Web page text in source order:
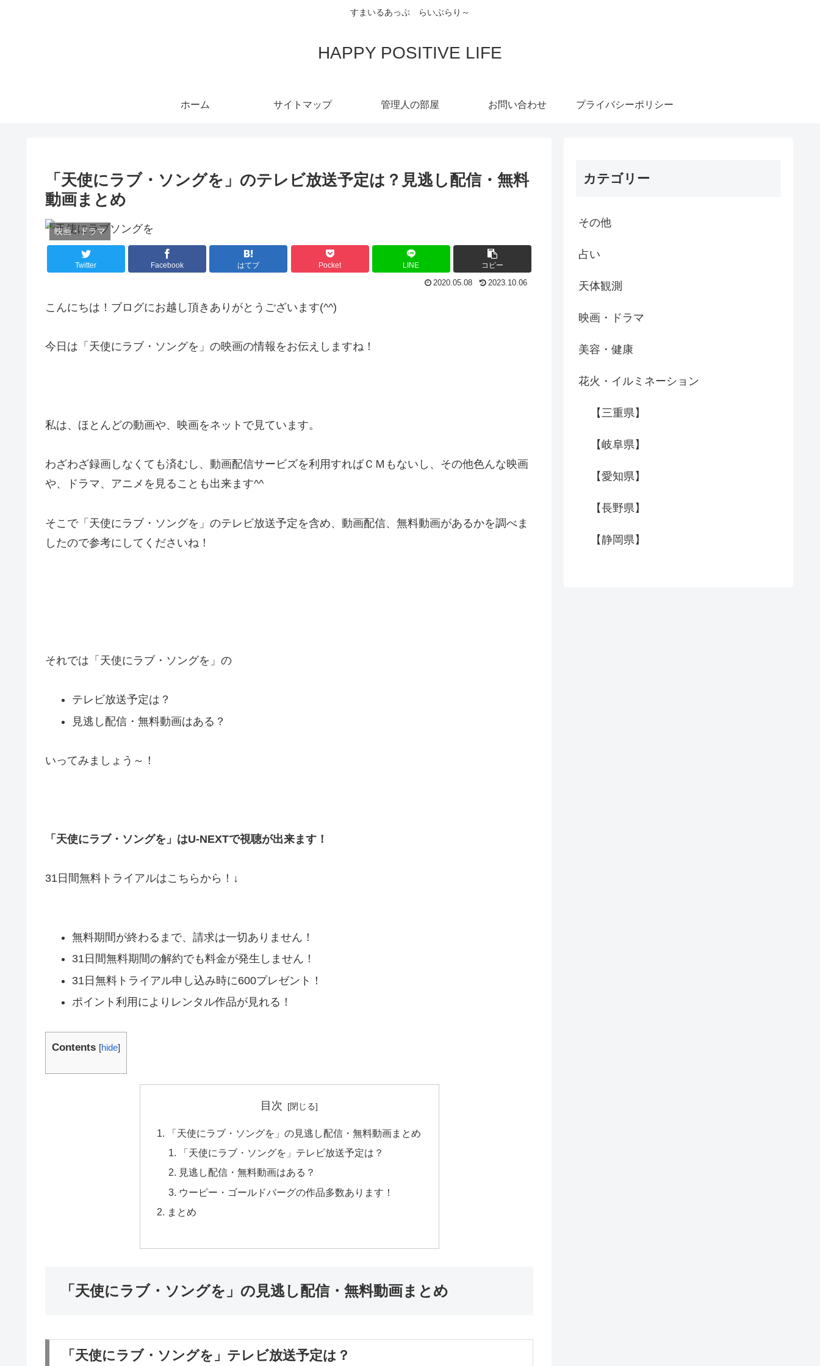
すまいるあっぷ らいぶらり～
HAPPY POSITIVE LIFE
ホーム サイトマップ 管理人の部屋 お問い合わせ プライバシーポリシー
「天使にラブ・ソングを」のテレビ放送予定は？見逃し配信・無料
動画まとめ
映画・ドラマ
Twitter Facebook はてブ Pocket LINE コピー
2020.05.08 2023.10.06
こんにちは！ブログにお越し頂きありがとうございます(^^)
今日は「天使にラブ・ソングを」の映画の情報をお伝えしますね！
私は、ほとんどの動画や、映画をネットで見ています。
わざわざ録画しなくても済むし、動画配信サービズを利用すればＣＭもないし、その他色んな映画
や、ドラマ、アニメを見ることも出来ます^^
そこで「天使にラブ・ソングを」のテレビ放送予定を含め、動画配信、無料動画があるかを調べま
したので参考にしてくださいね！
それでは「天使にラブ・ソングを」の
テレビ放送予定は？
見逃し配信・無料動画はある？
いってみましょう～！
「天使にラブ・ソングを」はU-NEXTで視聴が出来ます！
31日間無料トライアルはこちらから！↓
無料期間が終わるまで、請求は一切ありません！
31日間無料期間の解約でも料金が発生しません！
31日無料トライアル申し込み時に600プレゼント！
ポイント利用によりレンタル作品が見れる！
Contents [hide]
目次
「天使にラブ・ソングを」の見逃し配信・無料動画まとめ
「天使にラブ・ソングを」テレビ放送予定は？
見逃し配信・無料動画はある？
ウーピー・ゴールドバーグの作品多数あります！
まとめ
「天使にラブ・ソングを」の見逃し配信・無料動画まとめ
「天使にラブ・ソングを」テレビ放送予定は？
カテゴリー
その他
占い
天体観測
映画・ドラマ
美容・健康
花火・イルミネーション
【三重県】
【岐阜県】
【愛知県】
【長野県】
【静岡県】